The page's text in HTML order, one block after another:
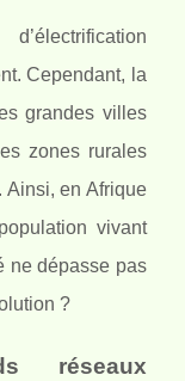
Cependant, la
grandes villes
zones rurales
Ainsi, en Afrique
vivant
ne dépasse pas
?
réseaux